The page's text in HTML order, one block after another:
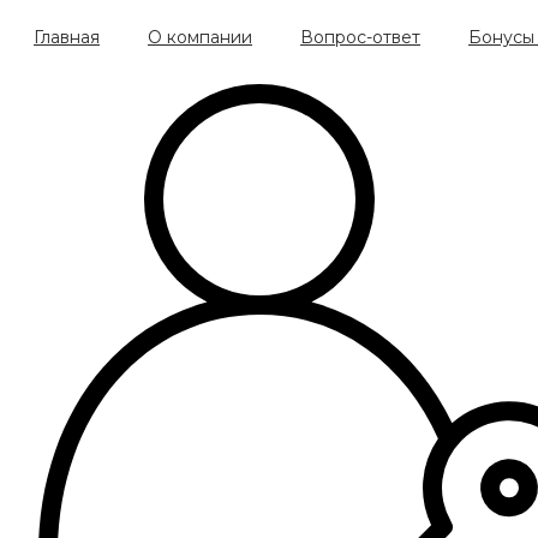
Главная О компании Вопрос-ответ